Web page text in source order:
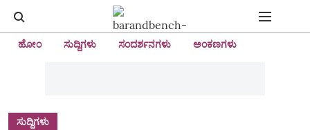
ಹೋಂ ಸುದ್ದಿಗಳು ಸಂದರ್ಶನಗಳು ಅಂಕಣಗಳು
ಸುದ್ದಿಗಳು